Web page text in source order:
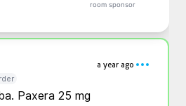
room sponsor
a year ago
Paxera 25 mg